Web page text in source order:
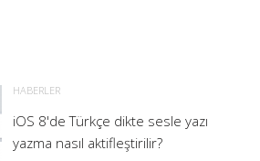
HABERLER
iOS 8'de Türkçe dikte sesle yazı
yazma nasıl aktifleştirilir?